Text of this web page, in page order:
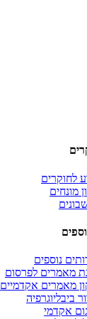
לחוקרים
מונחים
נוספים
מאמרים לפרסום
מאמרים אקדמיים
ביבליוגרפיה
אקדמי